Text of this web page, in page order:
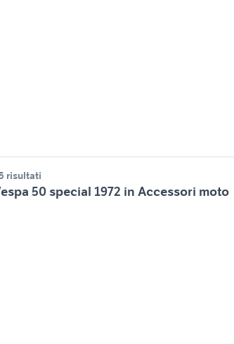
risultati
50 special 1972 in Accessori moto